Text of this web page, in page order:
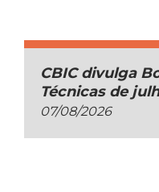
CBIC divulga
Técnicas de
07/08/2026